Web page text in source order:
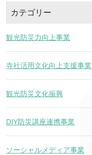
カテゴリー
観光防災力向上事業
寺社活用文化向上支援事業
観光防災文化振興
DIY防災講座連携事業
ソーシャルメディア事業